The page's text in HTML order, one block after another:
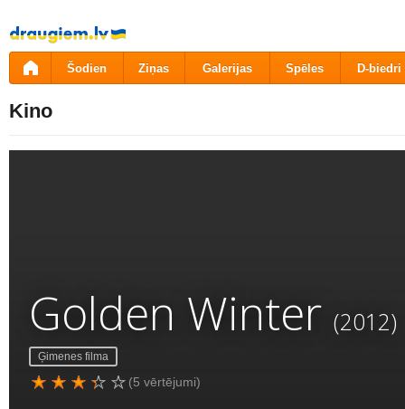
Pāriet
uz
saturu
Šodien Ziņas Galerijas Spēles D-biedri
Kino
Golden Winter (2012)
Ģimenes filma
(5 vērtējumi)